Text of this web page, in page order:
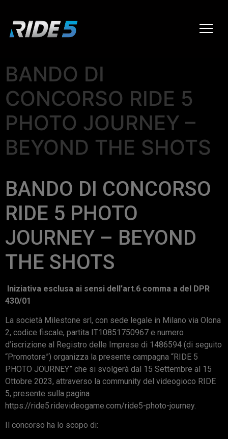
BANDO DI
CONCORSO RIDE 5
PHOTO JOURNEY –
BEYOND THE SHOTS
BANDO DI CONCORSO
RIDE 5 PHOTO
JOURNEY – BEYOND
THE SHOTS
Iniziativa esclusa ai sensi dell’art.6 comma a del DPR
430/01
La società Milestone srl, con sede legale in Milano via Olona
2, codice fiscale, partita IT10851750967 e numero
d’iscrizione al Registro delle Imprese di 1486594 (di seguito
“Promotore”) organizza la presente campagna “RIDE 5
PHOTO JOURNEY” che si svolgerà dal 15 Settembre al 15
Ottobre 2023, attraverso la community del videogioco RIDE
5, presente sulla pagina
https://ride5.ridevideogame.com/ride5-photo-journey.
Il concorso ha lo scopo di: